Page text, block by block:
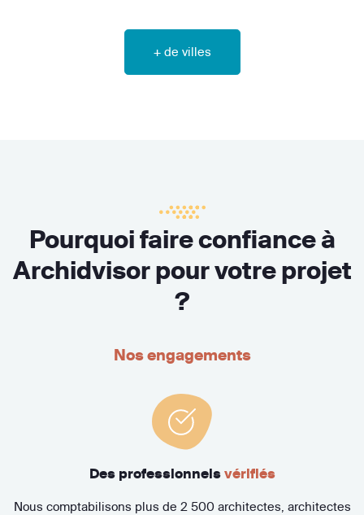
+ de villes
Pourquoi faire confiance à
Archidvisor pour votre projet
?
Nos engagements
Des professionnels vérifiés
Nous comptabilisons plus de 2 500 architectes, architectes